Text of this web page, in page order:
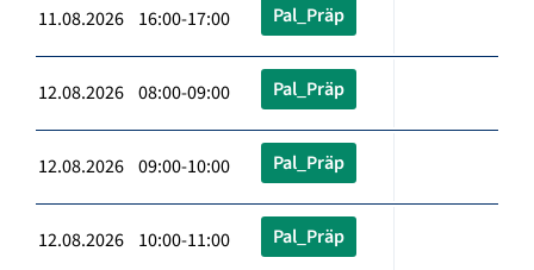
11.08.2026 16:00-17:00 Pal_Präp
12.08.2026 08:00-09:00 Pal_Präp
12.08.2026 09:00-10:00 Pal_Präp
12.08.2026 10:00-11:00 Pal_Präp